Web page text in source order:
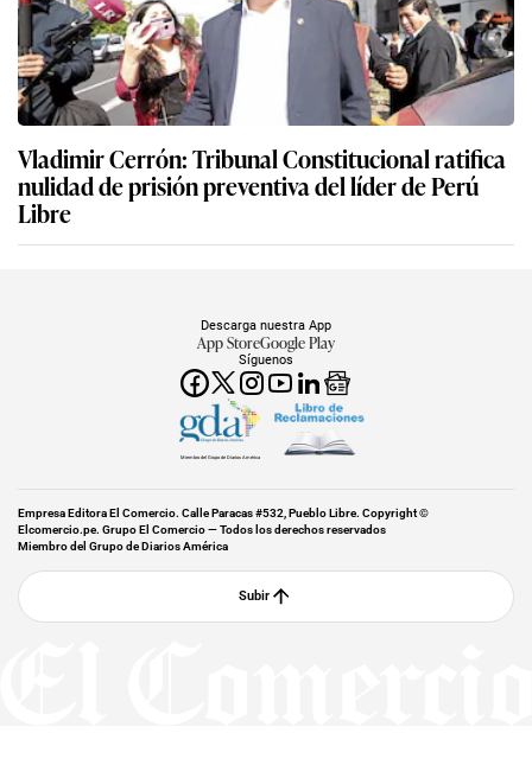
Vladimir Cerrón: Tribunal Constitucional ratifica
nulidad de prisión preventiva del líder de Perú
Libre
Síguenos
Descarga nuestra App
App StoreGoogle Play
Miembro del Grupo de Diarios América
Empresa Editora El Comercio. Calle Paracas #532, Pueblo Libre. Copyright ©
Elcomercio.pe. Grupo El Comercio — Todos los derechos reservados
Miembro del Grupo de Diarios América
Subir